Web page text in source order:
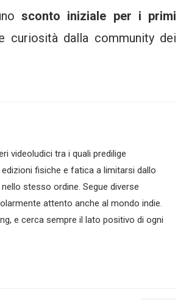
sconto iniziale per i primi
curiosità dalla community dei
videoludici tra i quali predilige
fisiche e fatica a limitarsi dallo
stesso ordine. Segue diverse
attento anche al mondo indie.
e cerca sempre il lato positivo di ogni